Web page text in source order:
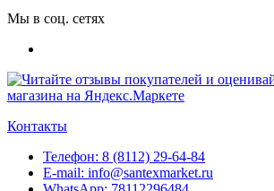
Мы в соц. сетях
Контакты
Телефон: 8 (8112) 29-64-84
E-mail: info@santexmarket.ru